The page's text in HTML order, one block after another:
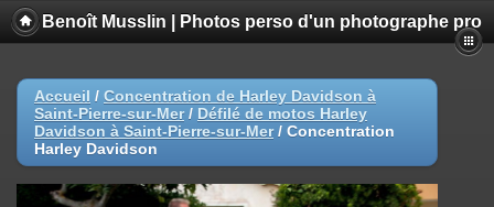
Benoît Musslin | Photos perso d'un photographe pro
Accueil / Concentration de Harley Davidson à
Saint-Pierre-sur-Mer/ Défilé de motos Harley
Davidson à Saint-Pierre-sur-Mer/ Concentration
Harley Davidson